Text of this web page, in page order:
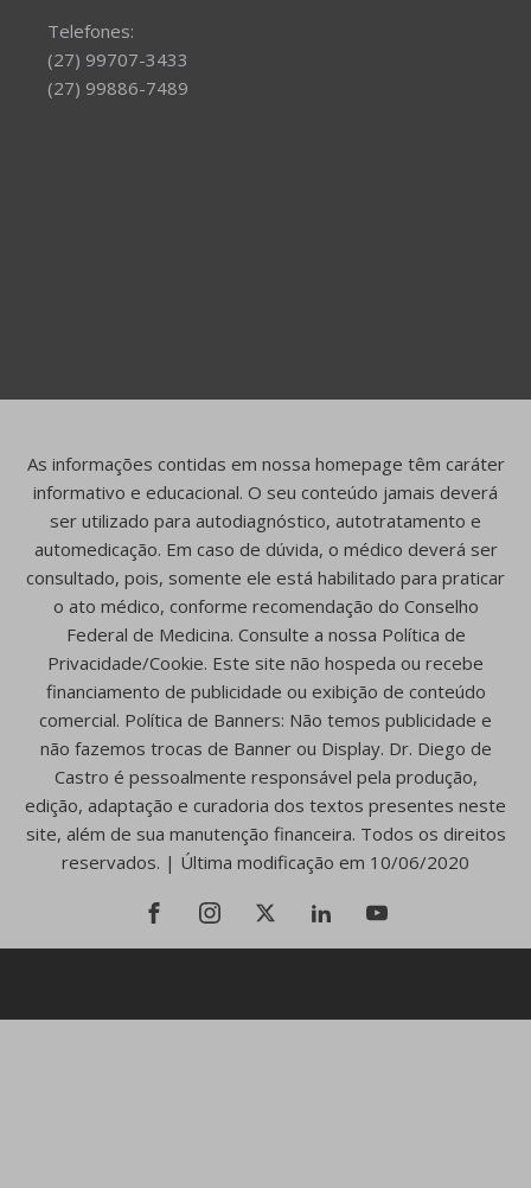
Telefones:
(27) 99707-3433
(27) 99886-7489
As informações contidas em nossa homepage têm caráter
informativo e educacional. O seu conteúdo jamais deverá
ser utilizado para autodiagnóstico, autotratamento e
automedicação. Em caso de dúvida, o médico deverá ser
consultado, pois, somente ele está habilitado para praticar
o ato médico, conforme recomendação do Conselho
Federal de Medicina. Consulte a nossa Política de
Privacidade/Cookie. Este site não hospeda ou recebe
financiamento de publicidade ou exibição de conteúdo
comercial. Política de Banners: Não temos publicidade e
não fazemos trocas de Banner ou Display. Dr. Diego de
Castro é pessoalmente responsável pela produção,
edição, adaptação e curadoria dos textos presentes neste
site, além de sua manutenção financeira. Todos os direitos
reservados. | Última modificação em 10/06/2020